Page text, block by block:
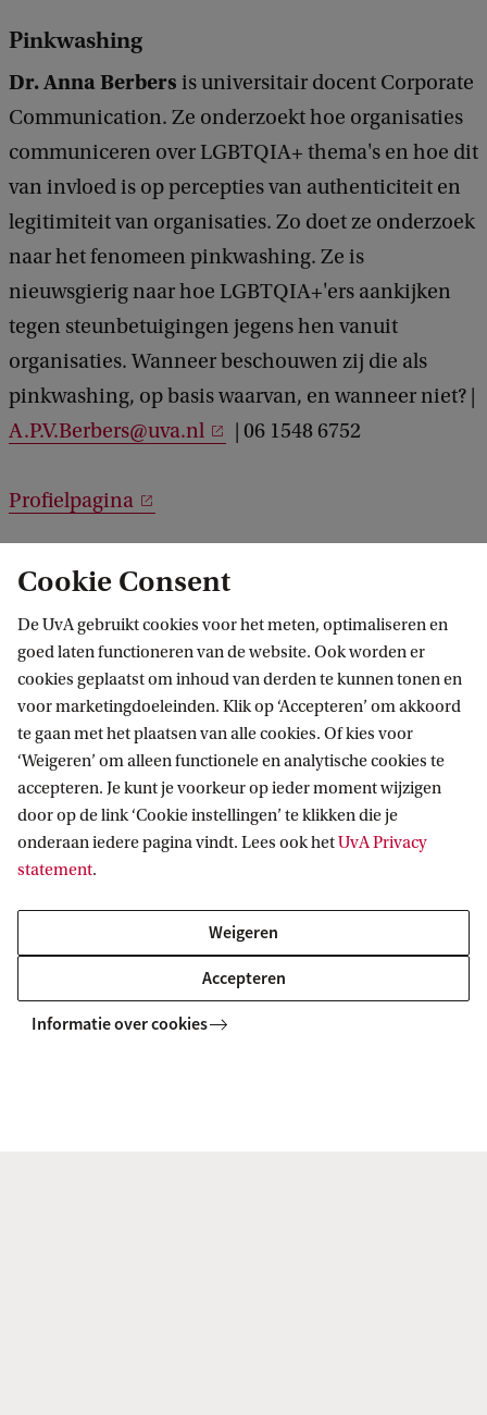
Pinkwashing
Dr. Anna Berbers is universitair docent Corporate
Communication. Ze onderzoekt hoe organisaties
communiceren over LGBTQIA+ thema's en hoe dit
van invloed is op percepties van authenticiteit en
legitimiteit van organisaties. Zo doet ze onderzoek
naar het fenomeen pinkwashing. Ze is
nieuwsgierig naar hoe LGBTQIA+'ers aankijken
tegen steunbetuigingen jegens hen vanuit
organisaties. Wanneer beschouwen zij die als
pinkwashing, op basis waarvan, en wanneer niet? |
A.P.V.Berbers@uva.nl
| 06 1548 6752
Profielpagina
Politisering van gender en gelijkheid
Dr. Conny Roggebandis universitair hoofddocent
publiek beleid en bestuur. Ze is gespecialiseerd in
Cookie Consent
De UvA gebruikt cookies voor het meten, optimaliseren en
goed laten functioneren van de website. Ook worden er
cookies geplaatst om inhoud van derden te kunnen tonen en
voor marketingdoeleinden. Klik op ‘Accepteren’ om akkoord
te gaan met het plaatsen van alle cookies. Of kies voor
‘Weigeren’ om alleen functionele en analytische cookies te
accepteren. Je kunt je voorkeur op ieder moment wijzigen
door op de link ‘Cookie instellingen’ te klikken die je
onderaan iedere pagina vindt. Lees ook hetUvA Privacy
statement.
Weigeren
Accepteren
Informatie over cookies